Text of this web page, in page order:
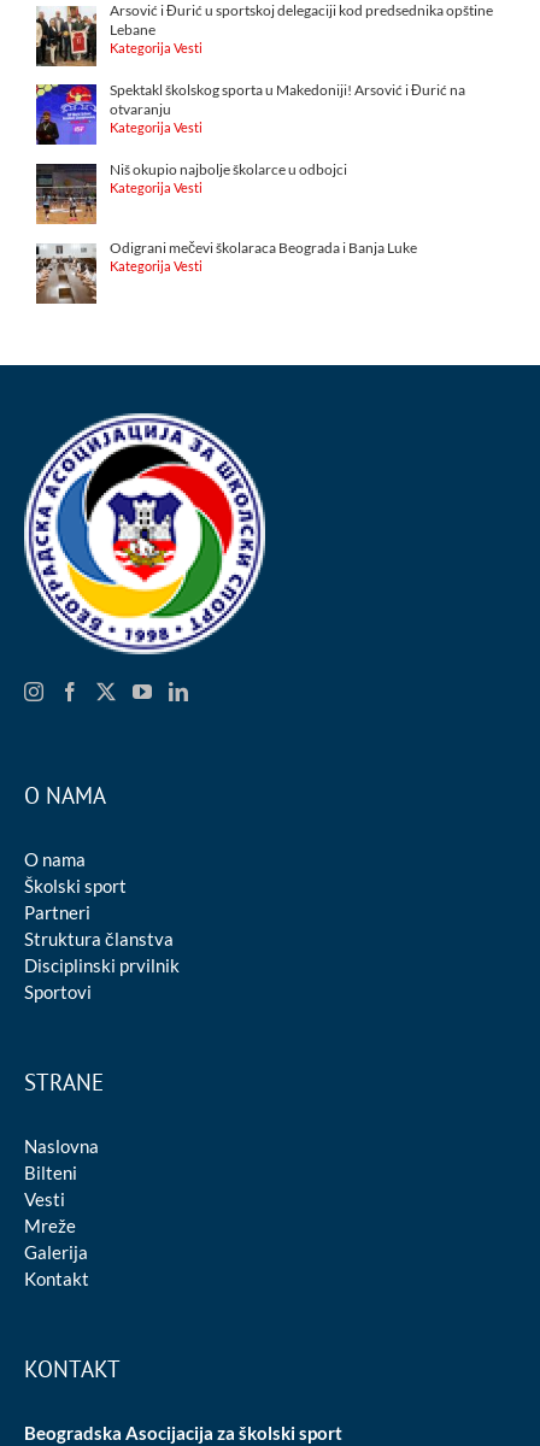
Arsović i Đurić u sportskoj delegaciji kod predsednika opštine
Lebane
Kategorija Vesti
Spektakl školskog sporta u Makedoniji! Arsović i Đurić na
otvaranju
Kategorija Vesti
Niš okupio najbolje školarce u odbojci
Kategorija Vesti
Odigrani mečevi školaraca Beograda i Banja Luke
Kategorija Vesti
O NAMA
O nama
Školski sport
Partneri
Struktura članstva
Disciplinski prvilnik
Sportovi
STRANE
Naslovna
Bilteni
Vesti
Mreže
Galerija
Kontakt
KONTAKT
Beogradska Asocijacija za školski sport